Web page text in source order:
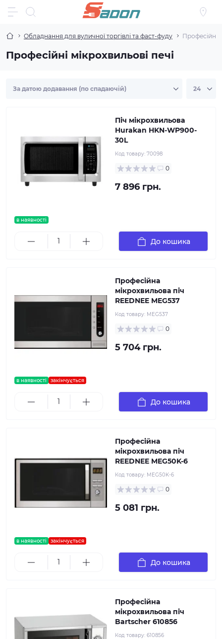
Обладнання для вуличної торгівлі та фаст-фуду Професійні
Професійні мікрохвильові печі
в наявності
Піч мікрохвильова
Hurakan HKN-WP900-
30L
Код товару: 70098
0
7 896 грн.
До кошика
в наявності закінчується
Професійна
мікрохвильова піч
REEDNEE MEG537
Код товару: MEG537
0
5 704 грн.
До кошика
в наявності закінчується
Професійна
мікрохвильова піч
REEDNEE MEG50K-6
Код товару: MEG50K-6
0
5 081 грн.
До кошика
Професійна
мікрохвильова піч
Bartscher 610856
Код товару: 610856